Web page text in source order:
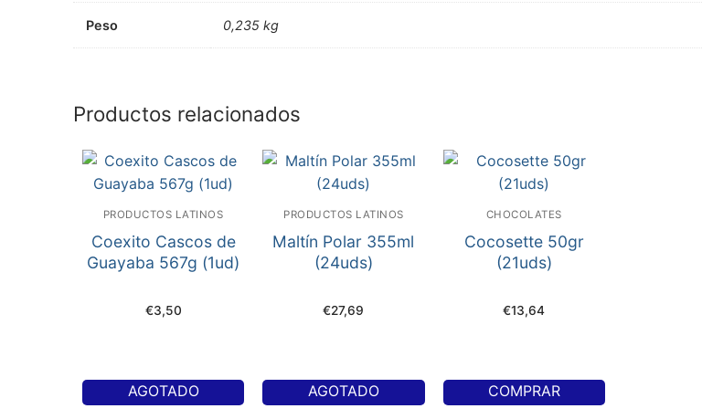
Peso 0,235 kg
Productos relacionados
PRODUCTOS LATINOS
Coexito Cascos de
Guayaba 567g (1ud)
€3,50
AGOTADO
PRODUCTOS LATINOS
Maltín Polar 355ml
(24uds)
€27,69
AGOTADO
CHOCOLATES
Cocosette 50gr
(21uds)
€13,64
COMPRAR